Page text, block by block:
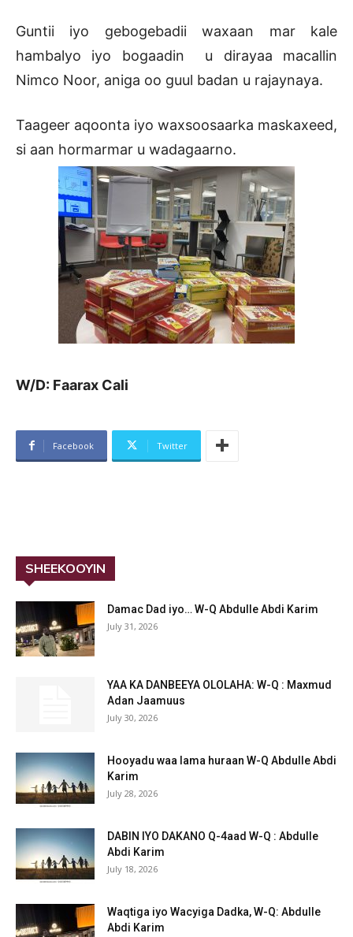
Guntii iyo gebogebadii waxaan mar kale
hambalyo iyo bogaadin u dirayaa macallin
Nimco Noor, aniga oo guul badan u rajaynaya.
Taageer aqoonta iyo waxsoosaarka maskaxeed,
si aan hormarmar u wadagaarno.
W/D: Faarax Cali
Facebook Twitter
SHEEKOOYIN
Damac Dad iyo… W-Q Abdulle Abdi Karim
July 31, 2026
YAA KA DANBEEYA OLOLAHA: W-Q : Maxmud
Adan Jaamuus
July 30, 2026
Hooyadu waa lama huraan W-Q Abdulle Abdi
Karim
July 28, 2026
DABIN IYO DAKANO Q-4aad W-Q : Abdulle
Abdi Karim
July 18, 2026
Waqtiga iyo Wacyiga Dadka, W-Q: Abdulle
Abdi Karim